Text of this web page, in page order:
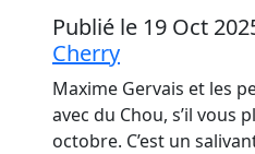
Publié le 19 Oct
Cherry
Maxime Gervais et les
avec du Chou, s’il vous
octobre. C’est un